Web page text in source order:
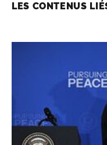
LES CONTENUS